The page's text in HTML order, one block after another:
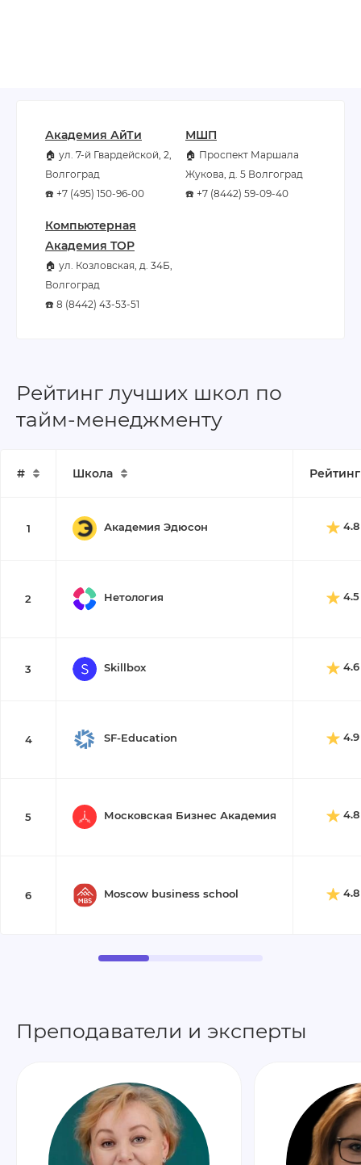
Академия АйТи
🏠 ул. 7-й Гвардейской, 2,
Волгоград
☎️ +7 (495) 150-96-00
Компьютерная
Академия TOP
🏠 ул. Козловская, д. 34Б,
Волгоград
☎️ 8 (8442) 43-53-51
МШП
🏠 Проспект Маршала
Жукова, д. 5 Волгоград
☎️ +7 (8442) 59-09-40
Рейтинг лучших школ по
тайм-менеджменту
# Школа Рейтинг
1 Академия Эдюсон 4.8
2 Нетология 4.5
3 Skillbox 4.6
4 SF-Education 4.9
5 Московская Бизнес Академия 4.8
6 Moscow business school 4.8
Преподаватели и эксперты